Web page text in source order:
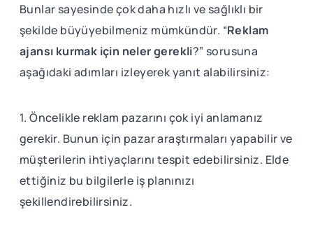
Bunlar sayesinde çok daha hızlı ve sağlıklı bir
şekilde büyüyebilmeniz mümkündür. “Reklam
ajansı kurmak için neler gerekli?” sorusuna
aşağıdaki adımları izleyerek yanıt alabilirsiniz:
1. Öncelikle reklam pazarını çok iyi anlamanız
gerekir. Bunun için pazar araştırmaları yapabilir ve
müşterilerin ihtiyaçlarını tespit edebilirsiniz. Elde
ettiğiniz bu bilgilerle iş planınızı
şekillendirebilirsiniz.